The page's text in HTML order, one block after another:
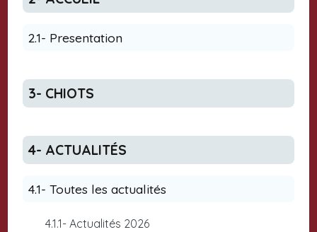
2.1- Presentation
3- CHIOTS
4- ACTUALITÉS
4.1- Toutes les actualités
4.1.1- Actualités 2026